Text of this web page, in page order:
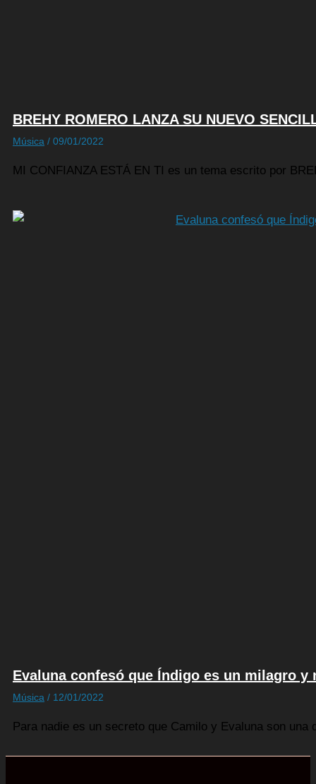
BREHY ROMERO LANZA SU NUEVO
Música / 09/01/2022
MI CONFIANZA ESTÁ EN TI es un tema escrito por
Evaluna confesó que Índigo es un milagro
Música / 12/01/2022
Para nadie es un secreto que Camilo y Evaluna son